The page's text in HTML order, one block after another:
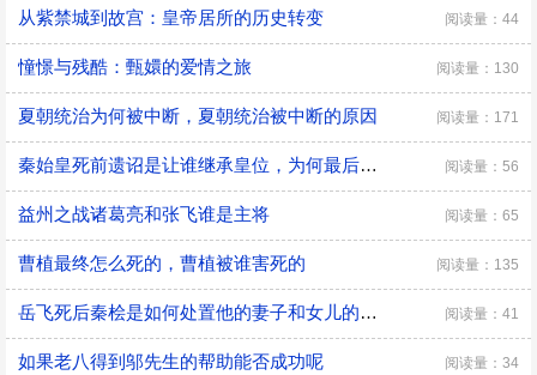
从紫禁城到故宫：皇帝居所的历史转变 阅读量：44
憧憬与残酷：甄嬛的爱情之旅 阅读量：130
夏朝统治为何被中断，夏朝统治被中断的原因 阅读量：171
秦始皇死前遗诏是让谁继承皇位，为何最后是胡亥继位 阅读量：56
益州之战诸葛亮和张飞谁是主将 阅读量：65
曹植最终怎么死的，曹植被谁害死的 阅读量：135
​岳飞死后秦桧是如何处置他的妻子和女儿的，秦桧怎么处置岳飞家人的 阅读量：41
如果老八得到邬先生的帮助能否成功呢 阅读量：34